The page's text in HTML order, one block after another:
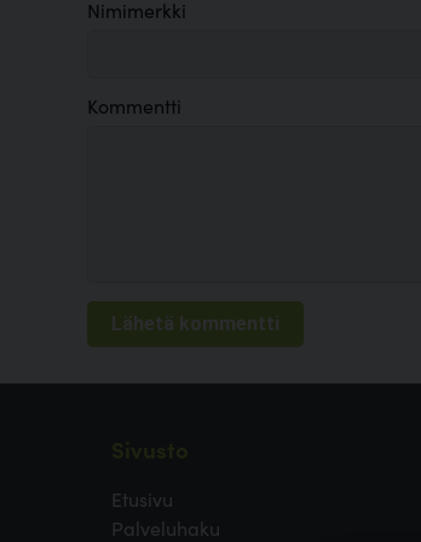
Nimimerkki
Kommentti
Etusivu
Palveluhaku